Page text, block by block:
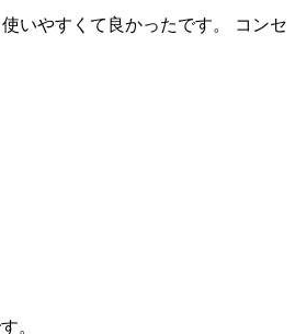
いやすくて良かったです。 コンセ
。